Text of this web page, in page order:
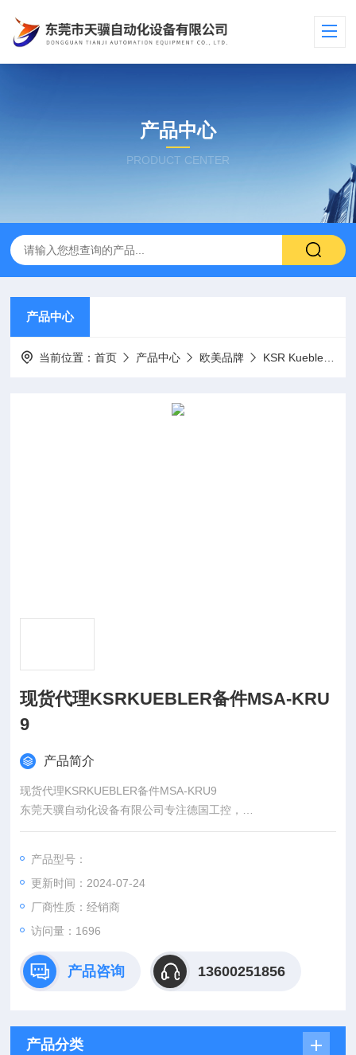
产品中心
PRODUCT CENTER
产品中心
当前位置：首页 产品中心 欧美品牌 KSR Kuebler磁性开关
现货代理KSRKUEBLER备件MSA-KRU
9
产品简介
现货代理KSRKUEBLER备件MSA-KRU9
东莞天骥自动化设备有限公司专注德国工控，
1、*。
节，工厂给我们提供固定折扣，确保我们给客户优惠的价格。
产品型号：
更新时间：2024-07-24
厂商性质：经销商
访问量：1696
产品咨询 13600251856
产品分类